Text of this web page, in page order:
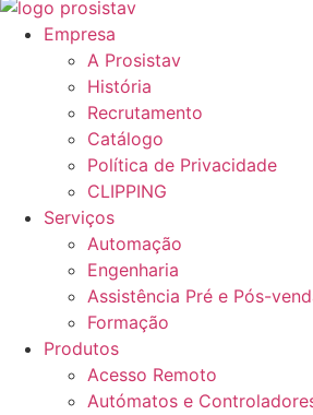
Empresa
A Prosistav
História
Recrutamento
Catálogo
Política de Privacidade
CLIPPING
Serviços
Automação
Engenharia
Assistência Pré e Pós-
Formação
Produtos
Acesso Remoto
Autómatos e